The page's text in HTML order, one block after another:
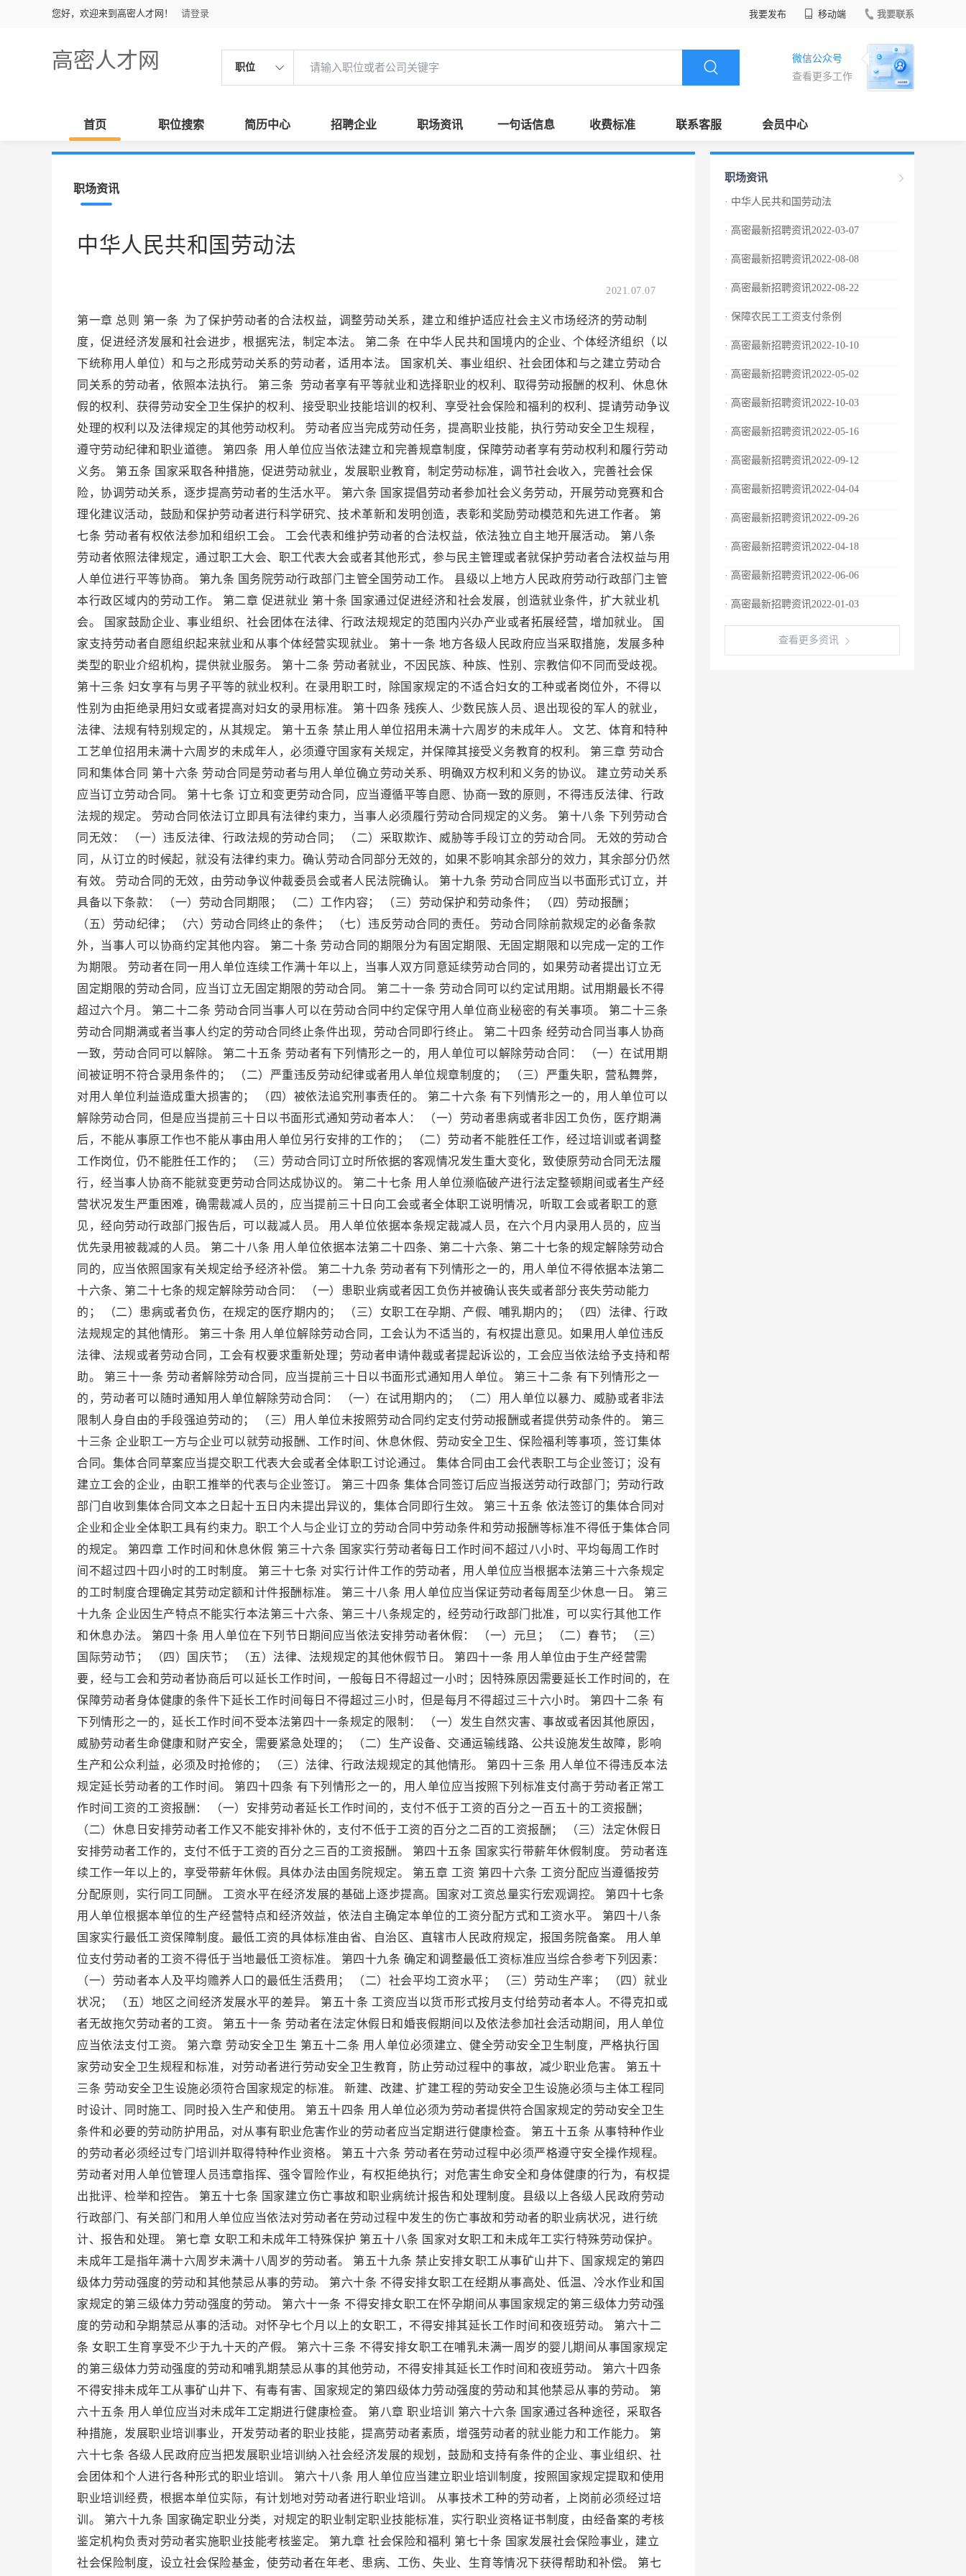
您好，欢迎来到高密人才网！ 请登录 我要发布 移动端 我要联系
高密人才网 职位
微信公众号
查看更多工作
首页 职位搜索 简历中心 招聘企业 职场资讯 一句话信息 收费标准 联系客服 会员中心
职场资讯
中华人民共和国劳动法
2021.07.07
第一章 总则 第一条 为了保护劳动者的合法权益，调整劳动关系，建立和维护适应社会主义市场经济的劳动制
度，促进经济发展和社会进步，根据宪法，制定本法。 第二条 在中华人民共和国境内的企业、个体经济组织（以
下统称用人单位）和与之形成劳动关系的劳动者，适用本法。 国家机关、事业组织、社会团体和与之建立劳动合
同关系的劳动者，依照本法执行。 第三条 劳动者享有平等就业和选择职业的权利、取得劳动报酬的权利、休息休
假的权利、获得劳动安全卫生保护的权利、接受职业技能培训的权利、享受社会保险和福利的权利、提请劳动争议
处理的权利以及法律规定的其他劳动权利。 劳动者应当完成劳动任务，提高职业技能，执行劳动安全卫生规程，
遵守劳动纪律和职业道德。 第四条 用人单位应当依法建立和完善规章制度，保障劳动者享有劳动权利和履行劳动
义务。 第五条 国家采取各种措施，促进劳动就业，发展职业教育，制定劳动标准，调节社会收入，完善社会保
险，协调劳动关系，逐步提高劳动者的生活水平。 第六条 国家提倡劳动者参加社会义务劳动，开展劳动竞赛和合
理化建议活动，鼓励和保护劳动者进行科学研究、技术革新和发明创造，表彰和奖励劳动模范和先进工作者。 第
七条 劳动者有权依法参加和组织工会。 工会代表和维护劳动者的合法权益，依法独立自主地开展活动。 第八条
劳动者依照法律规定，通过职工大会、职工代表大会或者其他形式，参与民主管理或者就保护劳动者合法权益与用
人单位进行平等协商。 第九条 国务院劳动行政部门主管全国劳动工作。 县级以上地方人民政府劳动行政部门主管
本行政区域内的劳动工作。 第二章 促进就业 第十条 国家通过促进经济和社会发展，创造就业条件，扩大就业机
会。 国家鼓励企业、事业组织、社会团体在法律、行政法规规定的范围内兴办产业或者拓展经营，增加就业。 国
家支持劳动者自愿组织起来就业和从事个体经营实现就业。 第十一条 地方各级人民政府应当采取措施，发展多种
类型的职业介绍机构，提供就业服务。 第十二条 劳动者就业，不因民族、种族、性别、宗教信仰不同而受歧视。
第十三条 妇女享有与男子平等的就业权利。在录用职工时，除国家规定的不适合妇女的工种或者岗位外，不得以
性别为由拒绝录用妇女或者提高对妇女的录用标准。 第十四条 残疾人、少数民族人员、退出现役的军人的就业，
法律、法规有特别规定的，从其规定。 第十五条 禁止用人单位招用未满十六周岁的未成年人。 文艺、体育和特种
工艺单位招用未满十六周岁的未成年人，必须遵守国家有关规定，并保障其接受义务教育的权利。 第三章 劳动合
同和集体合同 第十六条 劳动合同是劳动者与用人单位确立劳动关系、明确双方权利和义务的协议。 建立劳动关系
应当订立劳动合同。 第十七条 订立和变更劳动合同，应当遵循平等自愿、协商一致的原则，不得违反法律、行政
法规的规定。 劳动合同依法订立即具有法律约束力，当事人必须履行劳动合同规定的义务。 第十八条 下列劳动合
同无效： （一）违反法律、行政法规的劳动合同； （二）采取欺诈、威胁等手段订立的劳动合同。 无效的劳动合
同，从订立的时候起，就没有法律约束力。确认劳动合同部分无效的，如果不影响其余部分的效力，其余部分仍然
有效。 劳动合同的无效，由劳动争议仲裁委员会或者人民法院确认。 第十九条 劳动合同应当以书面形式订立，并
具备以下条款： （一）劳动合同期限； （二）工作内容； （三）劳动保护和劳动条件； （四）劳动报酬；
（五）劳动纪律； （六）劳动合同终止的条件； （七）违反劳动合同的责任。 劳动合同除前款规定的必备条款
外，当事人可以协商约定其他内容。 第二十条 劳动合同的期限分为有固定期限、无固定期限和以完成一定的工作
为期限。 劳动者在同一用人单位连续工作满十年以上，当事人双方同意延续劳动合同的，如果劳动者提出订立无
固定期限的劳动合同，应当订立无固定期限的劳动合同。 第二十一条 劳动合同可以约定试用期。试用期最长不得
超过六个月。 第二十二条 劳动合同当事人可以在劳动合同中约定保守用人单位商业秘密的有关事项。 第二十三条
劳动合同期满或者当事人约定的劳动合同终止条件出现，劳动合同即行终止。 第二十四条 经劳动合同当事人协商
一致，劳动合同可以解除。 第二十五条 劳动者有下列情形之一的，用人单位可以解除劳动合同： （一）在试用期
间被证明不符合录用条件的； （二）严重违反劳动纪律或者用人单位规章制度的； （三）严重失职，营私舞弊，
对用人单位利益造成重大损害的； （四）被依法追究刑事责任的。 第二十六条 有下列情形之一的，用人单位可以
解除劳动合同，但是应当提前三十日以书面形式通知劳动者本人： （一）劳动者患病或者非因工负伤，医疗期满
后，不能从事原工作也不能从事由用人单位另行安排的工作的； （二）劳动者不能胜任工作，经过培训或者调整
工作岗位，仍不能胜任工作的； （三）劳动合同订立时所依据的客观情况发生重大变化，致使原劳动合同无法履
行，经当事人协商不能就变更劳动合同达成协议的。 第二十七条 用人单位濒临破产进行法定整顿期间或者生产经
营状况发生严重困难，确需裁减人员的，应当提前三十日向工会或者全体职工说明情况，听取工会或者职工的意
见，经向劳动行政部门报告后，可以裁减人员。 用人单位依据本条规定裁减人员，在六个月内录用人员的，应当
优先录用被裁减的人员。 第二十八条 用人单位依据本法第二十四条、第二十六条、第二十七条的规定解除劳动合
同的，应当依照国家有关规定给予经济补偿。 第二十九条 劳动者有下列情形之一的，用人单位不得依据本法第二
十六条、第二十七条的规定解除劳动合同： （一）患职业病或者因工负伤并被确认丧失或者部分丧失劳动能力
的； （二）患病或者负伤，在规定的医疗期内的； （三）女职工在孕期、产假、哺乳期内的； （四）法律、行政
法规规定的其他情形。 第三十条 用人单位解除劳动合同，工会认为不适当的，有权提出意见。如果用人单位违反
法律、法规或者劳动合同，工会有权要求重新处理；劳动者申请仲裁或者提起诉讼的，工会应当依法给予支持和帮
助。 第三十一条 劳动者解除劳动合同，应当提前三十日以书面形式通知用人单位。 第三十二条 有下列情形之一
的，劳动者可以随时通知用人单位解除劳动合同： （一）在试用期内的； （二）用人单位以暴力、威胁或者非法
限制人身自由的手段强迫劳动的； （三）用人单位未按照劳动合同约定支付劳动报酬或者提供劳动条件的。 第三
十三条 企业职工一方与企业可以就劳动报酬、工作时间、休息休假、劳动安全卫生、保险福利等事项，签订集体
合同。集体合同草案应当提交职工代表大会或者全体职工讨论通过。 集体合同由工会代表职工与企业签订；没有
建立工会的企业，由职工推举的代表与企业签订。 第三十四条 集体合同签订后应当报送劳动行政部门；劳动行政
部门自收到集体合同文本之日起十五日内未提出异议的，集体合同即行生效。 第三十五条 依法签订的集体合同对
企业和企业全体职工具有约束力。职工个人与企业订立的劳动合同中劳动条件和劳动报酬等标准不得低于集体合同
的规定。 第四章 工作时间和休息休假 第三十六条 国家实行劳动者每日工作时间不超过八小时、平均每周工作时
间不超过四十四小时的工时制度。 第三十七条 对实行计件工作的劳动者，用人单位应当根据本法第三十六条规定
的工时制度合理确定其劳动定额和计件报酬标准。 第三十八条 用人单位应当保证劳动者每周至少休息一日。 第三
十九条 企业因生产特点不能实行本法第三十六条、第三十八条规定的，经劳动行政部门批准，可以实行其他工作
和休息办法。 第四十条 用人单位在下列节日期间应当依法安排劳动者休假： （一）元旦； （二）春节； （三）
国际劳动节； （四）国庆节； （五）法律、法规规定的其他休假节日。 第四十一条 用人单位由于生产经营需
要，经与工会和劳动者协商后可以延长工作时间，一般每日不得超过一小时；因特殊原因需要延长工作时间的，在
保障劳动者身体健康的条件下延长工作时间每日不得超过三小时，但是每月不得超过三十六小时。 第四十二条 有
下列情形之一的，延长工作时间不受本法第四十一条规定的限制： （一）发生自然灾害、事故或者因其他原因，
威胁劳动者生命健康和财产安全，需要紧急处理的； （二）生产设备、交通运输线路、公共设施发生故障，影响
生产和公众利益，必须及时抢修的； （三）法律、行政法规规定的其他情形。 第四十三条 用人单位不得违反本法
规定延长劳动者的工作时间。 第四十四条 有下列情形之一的，用人单位应当按照下列标准支付高于劳动者正常工
作时间工资的工资报酬： （一）安排劳动者延长工作时间的，支付不低于工资的百分之一百五十的工资报酬；
（二）休息日安排劳动者工作又不能安排补休的，支付不低于工资的百分之二百的工资报酬； （三）法定休假日
安排劳动者工作的，支付不低于工资的百分之三百的工资报酬。 第四十五条 国家实行带薪年休假制度。 劳动者连
续工作一年以上的，享受带薪年休假。具体办法由国务院规定。 第五章 工资 第四十六条 工资分配应当遵循按劳
分配原则，实行同工同酬。 工资水平在经济发展的基础上逐步提高。国家对工资总量实行宏观调控。 第四十七条
用人单位根据本单位的生产经营特点和经济效益，依法自主确定本单位的工资分配方式和工资水平。 第四十八条
国家实行最低工资保障制度。最低工资的具体标准由省、自治区、直辖市人民政府规定，报国务院备案。 用人单
位支付劳动者的工资不得低于当地最低工资标准。 第四十九条 确定和调整最低工资标准应当综合参考下列因素：
（一）劳动者本人及平均赡养人口的最低生活费用； （二）社会平均工资水平； （三）劳动生产率； （四）就业
状况； （五）地区之间经济发展水平的差异。 第五十条 工资应当以货币形式按月支付给劳动者本人。不得克扣或
者无故拖欠劳动者的工资。 第五十一条 劳动者在法定休假日和婚丧假期间以及依法参加社会活动期间，用人单位
应当依法支付工资。 第六章 劳动安全卫生 第五十二条 用人单位必须建立、健全劳动安全卫生制度，严格执行国
家劳动安全卫生规程和标准，对劳动者进行劳动安全卫生教育，防止劳动过程中的事故，减少职业危害。 第五十
三条 劳动安全卫生设施必须符合国家规定的标准。 新建、改建、扩建工程的劳动安全卫生设施必须与主体工程同
时设计、同时施工、同时投入生产和使用。 第五十四条 用人单位必须为劳动者提供符合国家规定的劳动安全卫生
条件和必要的劳动防护用品，对从事有职业危害作业的劳动者应当定期进行健康检查。 第五十五条 从事特种作业
的劳动者必须经过专门培训并取得特种作业资格。 第五十六条 劳动者在劳动过程中必须严格遵守安全操作规程。
劳动者对用人单位管理人员违章指挥、强令冒险作业，有权拒绝执行；对危害生命安全和身体健康的行为，有权提
出批评、检举和控告。 第五十七条 国家建立伤亡事故和职业病统计报告和处理制度。县级以上各级人民政府劳动
行政部门、有关部门和用人单位应当依法对劳动者在劳动过程中发生的伤亡事故和劳动者的职业病状况，进行统
计、报告和处理。 第七章 女职工和未成年工特殊保护 第五十八条 国家对女职工和未成年工实行特殊劳动保护。
未成年工是指年满十六周岁未满十八周岁的劳动者。 第五十九条 禁止安排女职工从事矿山井下、国家规定的第四
级体力劳动强度的劳动和其他禁忌从事的劳动。 第六十条 不得安排女职工在经期从事高处、低温、冷水作业和国
家规定的第三级体力劳动强度的劳动。 第六十一条 不得安排女职工在怀孕期间从事国家规定的第三级体力劳动强
度的劳动和孕期禁忌从事的活动。对怀孕七个月以上的女职工，不得安排其延长工作时间和夜班劳动。 第六十二
条 女职工生育享受不少于九十天的产假。 第六十三条 不得安排女职工在哺乳未满一周岁的婴儿期间从事国家规定
的第三级体力劳动强度的劳动和哺乳期禁忌从事的其他劳动，不得安排其延长工作时间和夜班劳动。 第六十四条
不得安排未成年工从事矿山井下、有毒有害、国家规定的第四级体力劳动强度的劳动和其他禁忌从事的劳动。 第
六十五条 用人单位应当对未成年工定期进行健康检查。 第八章 职业培训 第六十六条 国家通过各种途径，采取各
种措施，发展职业培训事业，开发劳动者的职业技能，提高劳动者素质，增强劳动者的就业能力和工作能力。 第
六十七条 各级人民政府应当把发展职业培训纳入社会经济发展的规划，鼓励和支持有条件的企业、事业组织、社
会团体和个人进行各种形式的职业培训。 第六十八条 用人单位应当建立职业培训制度，按照国家规定提取和使用
职业培训经费，根据本单位实际，有计划地对劳动者进行职业培训。 从事技术工种的劳动者，上岗前必须经过培
训。 第六十九条 国家确定职业分类，对规定的职业制定职业技能标准，实行职业资格证书制度，由经备案的考核
鉴定机构负责对劳动者实施职业技能考核鉴定。 第九章 社会保险和福利 第七十条 国家发展社会保险事业，建立
社会保险制度，设立社会保险基金，使劳动者在年老、患病、工伤、失业、生育等情况下获得帮助和补偿。 第七
职场资讯
· 中华人民共和国劳动法
· 高密最新招聘资讯2022-03-07
· 高密最新招聘资讯2022-08-08
· 高密最新招聘资讯2022-08-22
· 保障农民工工资支付条例
· 高密最新招聘资讯2022-10-10
· 高密最新招聘资讯2022-05-02
· 高密最新招聘资讯2022-10-03
· 高密最新招聘资讯2022-05-16
· 高密最新招聘资讯2022-09-12
· 高密最新招聘资讯2022-04-04
· 高密最新招聘资讯2022-09-26
· 高密最新招聘资讯2022-04-18
· 高密最新招聘资讯2022-06-06
· 高密最新招聘资讯2022-01-03
查看更多资讯